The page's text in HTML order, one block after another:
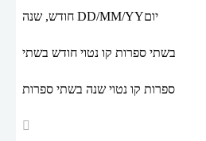
DD/MM/YYיום
בשתי ספרות קו נטוי חודש בשתי
ספרות קו נטוי שנה בשתי ספרות